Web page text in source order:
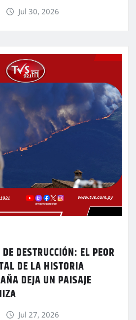
Jul 30, 2026
DESTRUCCIÓN: EL PEOR
DE LA HISTORIA
DEJA UN PAISAJE
Jul 27, 2026